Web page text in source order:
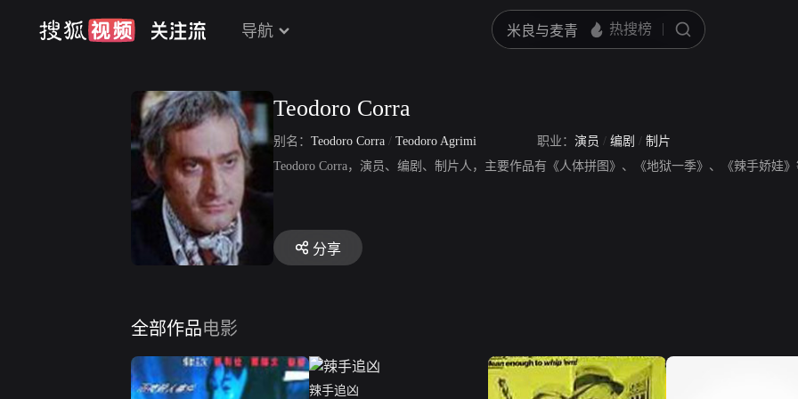
导航
Teodoro Corra
别名： Teodoro Corra / Teodoro Agrimi 职业： 演员 / 编剧 / 制片
Teodoro Corra，演员、编剧、制片人，主要作品有《人体拼图》、《地狱一季》、《辣手娇娃
分享
全部作品电影
辣手追凶